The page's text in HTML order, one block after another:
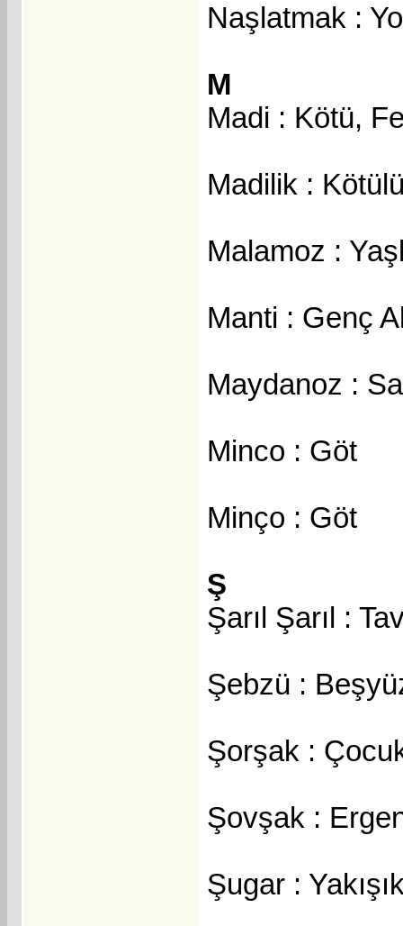
Naşlatmak :
M
Madi : Kötü,
Madilik :
Malamoz :
Manti : Genç
Maydanoz :
Minco : Göt
Minço : Göt
Ş
Şarıl Şarıl :
Şebzü :
Şorşak :
Şovşak :
Şugar :